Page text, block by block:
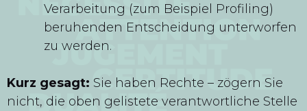
Verarbeitung (zum Beispiel Profiling)
beruhenden Entscheidung unterworfen
zu werden.
Kurz gesagt: Sie haben Rechte – zögern Sie
nicht, die oben gelistete verantwortliche Stelle